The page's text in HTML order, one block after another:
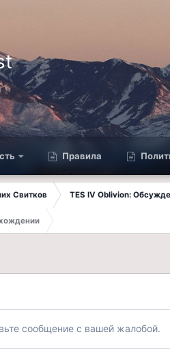
Правила
Свитков TES IV Oblivion:
сообщение с вашей жалобой.